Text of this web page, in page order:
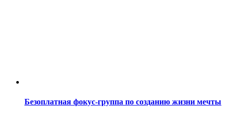
Безоплатная фокус-группа по созданию жизни мечты